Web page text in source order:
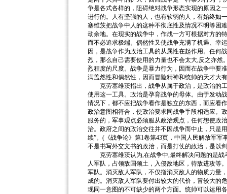
争是各式各样的，阻碍绝对战争形态实现的原因之
进行的。人有坚强的人，也有软弱的人，有始终如
塞维茨把战争中人的这种不彻底性及情况不明等困
动余地。在现实的战争中，作战一方可根据对方的
而不必追求极端。偶然性又使战争充满了机遇、幸
因，是战争作为政治工具的从属性在起作用。任何
烈，那么自己需要使用的力量也不会太大,反之亦
烈程度的尺度。战争是暴力行为，因而在战争中要
满盖然性和偶然性，因而冒险精神和统帅的天才大
克劳塞维茨指出，战争从属于政治，是政治的工
使用这一工具。政治是孕育战争的母体。由于发动
情况下，都不应把战争看作是独立的东西，而应看
政治意图相符合，使政治要求同战争手段相适应。
服务的，军事观点必须服从政治观点，任何想使政
治。政府之间的政治交往并不因战争而中止，只是
续”。(《战争论》第1卷第43页，中国人民解放军
不是书写外交文书的政治，而是打仗的政治，是以
克劳塞维茨认为,在战争中,最终解决问题的是战
人军队，占领敌国领土，入侵敌地区，待敌进攻等
军队。消灭敌人军队，不仅指消灭敌人的物质力量
成的。消灭敌人军队要付出较大的代价，冒较大的
现同一意图的不可缺少的两个方面。统帅可以运用